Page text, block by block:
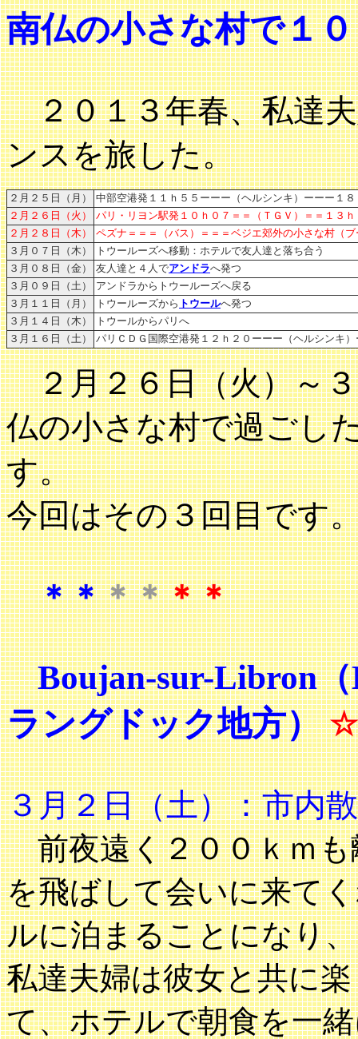
南仏の小さな村で１
２０１３年春、私達
ンスを旅した。
２月２５日（月）
中部空港発１１ｈ５５ーーー（ヘルシンキ）ーーー１
２月２６日（火）
パリ・リヨン駅発１０ｈ０７＝＝（ＴＧＶ）＝＝１３
２月２８日（木）
ペズナ＝＝＝（バス）＝＝＝ベジエ郊外の小さな村（
３月０７日（木）
トウールーズへ移動：ホテルで友人達と落ち合う
３月０８日（金）
友人達と４人でアンドラへ発つ
３月０９日（土）
アンドラからトウールーズへ戻る
３月１１日（月）
トウールーズから トウールへ発つ
３月１４日（木）
トウールからパリへ
３月１６日（土）
パリＣＤＧ国際空港発１２ｈ２０ーーー（ヘルシンキ
２月２６日（火）～
仏の小さな村で過ごし
す。
今回はその３回目です
＊＊＊＊＊＊
Boujan-sur-Libron
ラングドック地方）
３月２日（土）：市内
前夜遠く２００ｋｍも
を飛ばして会いに来て
ルに泊まることになり、
私達夫婦は彼女と共に
て、ホテルで朝食を一